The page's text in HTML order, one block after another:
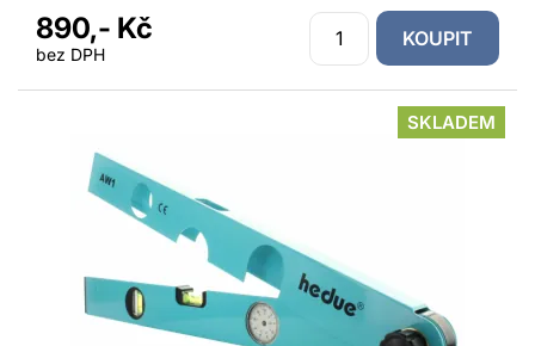
890,- Kč
bez DPH
KOUPIT
SKLADEM